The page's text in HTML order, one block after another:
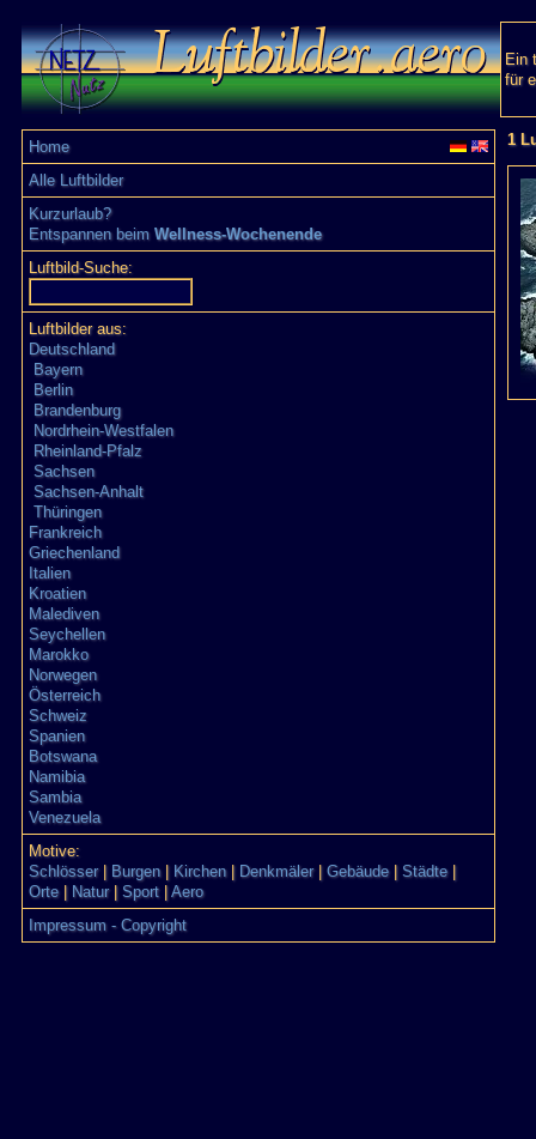
Ein
für
Home
Alle Luftbilder
Kurzurlaub?
Entspannen beim Wellness-Wochenende
Luftbild-Suche:
Luftbilder aus:
Deutschland
Bayern
Berlin
Brandenburg
Nordrhein-Westfalen
Rheinland-Pfalz
Sachsen
Sachsen-Anhalt
Thüringen
Frankreich
Griechenland
Italien
Kroatien
Malediven
Seychellen
Marokko
Norwegen
Österreich
Schweiz
Spanien
Botswana
Namibia
Sambia
Venezuela
Motive:
Schlösser| Burgen| Kirchen| Denkmäler| Gebäude| Städte|
Orte| Natur| Sport
Aero
Impressum - Copyright
1